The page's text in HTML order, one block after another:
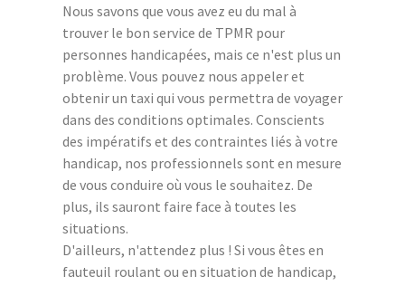
Nous savons que vous avez eu du mal à
trouver le bon service de TPMR pour
personnes handicapées, mais ce n'est plus un
problème. Vous pouvez nous appeler et
obtenir un taxi qui vous permettra de voyager
dans des conditions optimales. Conscients
des impératifs et des contraintes liés à votre
handicap, nos professionnels sont en mesure
de vous conduire où vous le souhaitez. De
plus, ils sauront faire face à toutes les
situations.
D'ailleurs, n'attendez plus ! Si vous êtes en
fauteuil roulant ou en situation de handicap,